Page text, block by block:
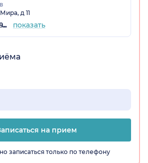
д 11
+7 (842) 242-49-85 показать
на прием
записаться только по телефону